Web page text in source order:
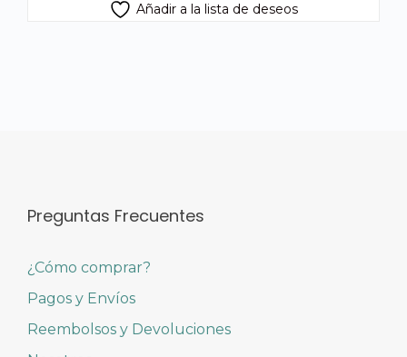
Añadir a la lista de deseos
Preguntas Frecuentes
¿Cómo comprar?
Pagos y Envíos
Reembolsos y Devoluciones